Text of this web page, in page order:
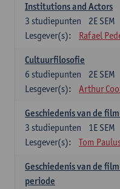
Institutions and Actors
2E SEM
3 studiepunten
Lesgever(s):
Rafael
Cultuurfilosofie
2E SEM
6 studiepunten
Lesgever(s):
Arthur
Geschiedenis van de
1E SEM
3 studiepunten
Lesgever(s):
Tom
Geschiedenis van de
periode